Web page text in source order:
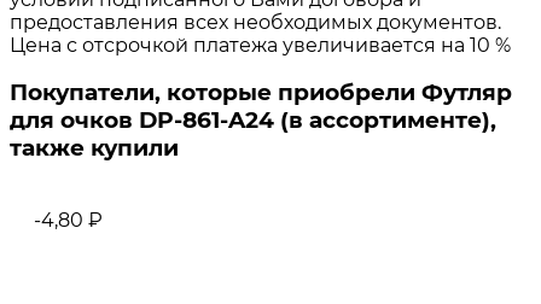
предоставления всех необходимых документов.
Цена с отсрочкой платежа увеличивается на 10 %
Покупатели, которые приобрели Футляр
для очков DP-861-A24 (в ассортименте),
также купили
-4,80 ₽